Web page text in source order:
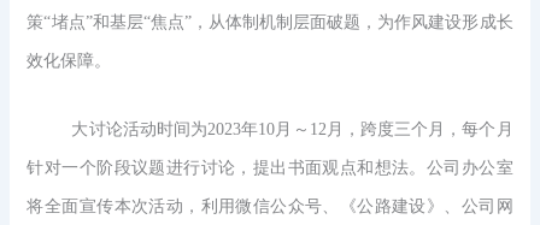
策“堵点”和基层“焦点”，从体制机制层面破题，为作风建设形成长
效化保障。
大讨论活动时间为2023年10月～12月，跨度三个月，每个月
针对一个阶段议题进行讨论，提出书面观点和想法。公司办公室
将全面宣传本次活动，利用微信公众号、《公路建设》、公司网